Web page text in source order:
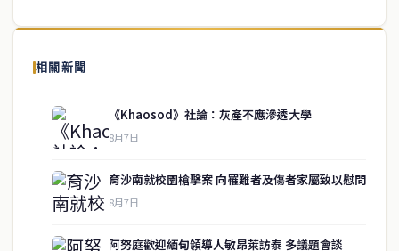
相關新聞
《Khaosod》社論：灰產不應滲透大學
8月7日
育沙南就校園槍擊案 向罹難者及傷者家屬致以慰問
8月7日
阿努庭歡迎緬甸領導人敏昂萊訪泰 多議題會談
泰國中文新聞（TCN）是一家總部設於曼谷的中文新聞媒體，致力於
供即時、客觀、多元的中文新聞內容。
房地產